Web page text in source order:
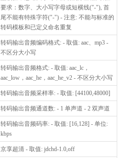
要求：数字、大小写字母或短横线("-"), 首
尾不能有特殊字符("-") - 注意: 不能与标准的
转码模板和已定义命名重复
转码输出音频编码格式: - 取值: aac、mp3 -
不区分大小写
转码输出音频格式: - 取值: aac_lc，
aac_low，aac_he，aac_he_v2 - 不区分大小写
转码输出音频采样率: - 取值: [44100,48000]
转码输出音频通道数: - 1 单声道 - 2 双声道
转码输出音频码率: - 取值: [16,128] - 单位:
kbps
京享超清 - 取值: jdchd-1.0,off